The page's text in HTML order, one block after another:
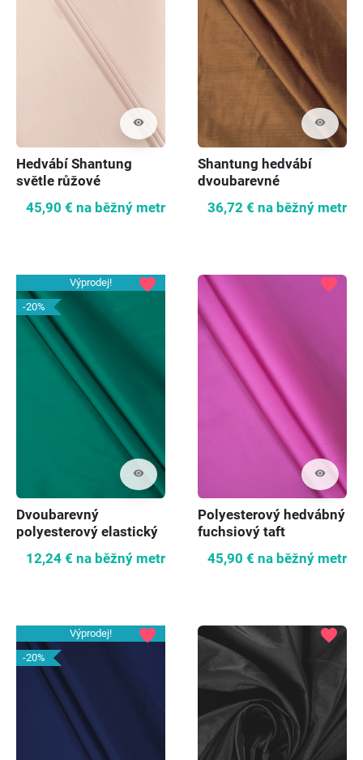
visibility
Hedvábí Shantung
světle růžové
45,90 € na běžný metr
visibility
Shantung hedvábí
dvoubarevné
36,72 € na běžný metr
Výprodej!
-20%
visibility
favorite
Dvoubarevný
polyesterový elastický
12,24 € na běžný metr
visibility
favorite
Polyesterový hedvábný
fuchsiový taft
45,90 € na běžný metr
Výprodej!
-20%
favorite favorite